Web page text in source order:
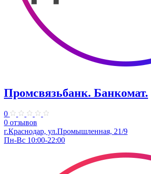
Промсвязьбанк. ​Банкомат.
0
0 отзывов
г.Краснодар, ул.​Промышленная, 21/9
Пн-Вс 10:00-22:00